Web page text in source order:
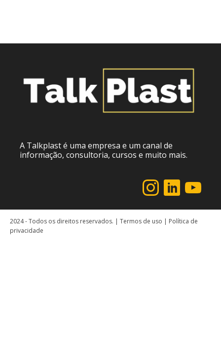
A Talkplast é uma empresa e um canal de
informação, consultoria, cursos e muito mais.
2024 - Todos os direitos reservados. | Termos de uso | Política de
privacidade